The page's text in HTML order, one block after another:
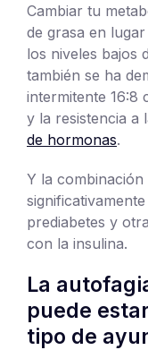
Cambiar tu
de grasa en
los niveles bajos
también se ha
intermitente 16:8
y la resistencia a
de hormonas.
Y la
prediabetes y
con la insulina.
La
puede
tipo de